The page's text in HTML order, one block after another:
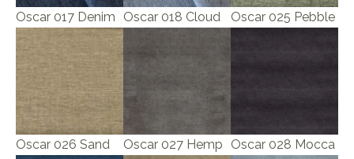
Oscar 017 Denim Oscar 018 Cloud Oscar 025 Pebble
Oscar 026 Sand Oscar 027 Hemp Oscar 028 Mocca